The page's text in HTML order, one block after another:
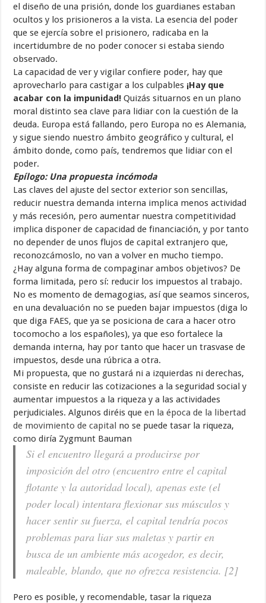
el diseño de una prisión, donde los guardianes estaban
ocultos y los prisioneros a la vista. La esencia del poder
que se ejercía sobre el prisionero, radicaba en la
incertidumbre de no poder conocer si estaba siendo
observado.
La capacidad de ver y vigilar confiere poder, hay que
aprovecharlo para castigar a los culpables ¡Hay que
acabar con la impunidad! Quizás situarnos en un plano
moral distinto sea clave para lidiar con la cuestión de la
deuda. Europa está fallando, pero Europa no es Alemania,
y sigue siendo nuestro ámbito geográfico y cultural, el
ámbito donde, como país, tendremos que lidiar con el
poder.
Epílogo: Una propuesta incómoda
Las claves del ajuste del sector exterior son sencillas,
reducir nuestra demanda interna implica menos actividad
y más recesión, pero aumentar nuestra competitividad
implica disponer de capacidad de financiación, y por tanto
no depender de unos flujos de capital extranjero que,
reconozcámoslo, no van a volver en mucho tiempo.
¿Hay alguna forma de compaginar ambos objetivos? De
forma limitada, pero sí: reducir los impuestos al trabajo.
No es momento de demagogias, así que seamos sinceros,
en una devaluación no se pueden bajar impuestos (diga lo
que diga FAES, que ya se posiciona de cara a hacer otro
tocomocho a los españoles), ya que eso fortalece la
demanda interna, hay por tanto que hacer un trasvase de
impuestos, desde una rúbrica a otra.
Mi propuesta, que no gustará ni a izquierdas ni derechas,
consiste en reducir las cotizaciones a la seguridad social y
aumentar impuestos a la riqueza y a las actividades
perjudiciales. Algunos diréis queen la época de la libertad
de movimiento de capital no se puede tasar la riqueza,
como diría Zygmunt Bauman
Si el encuentro llegará a producirse por
imposición del otro (encuentro entre el capital
flotante y la autoridad local), apenas este (el
poder local) intentara flexionar sus músculos y
hacer sentir su fuerza, el capital tendría pocos
problemas para liar sus maletas y partir en
busca de un ambiente más acogedor, es decir,
maleable, blando, que no ofrezca resistencia. [2]
Pero es posible, y recomendable, tasar la riqueza